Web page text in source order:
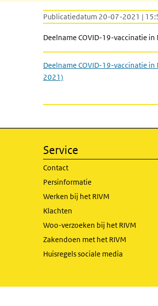
Publicatiedatum 20-07-2021 |
Deelname COVID-19-vaccinatie
Deelname COVID-19-vaccinatie
2021)
Service
Contact
Persinformatie
Werken bij het RIVM
Klachten
Woo-verzoeken bij het RIVM
Zakendoen met het RIVM
Huisregels sociale media